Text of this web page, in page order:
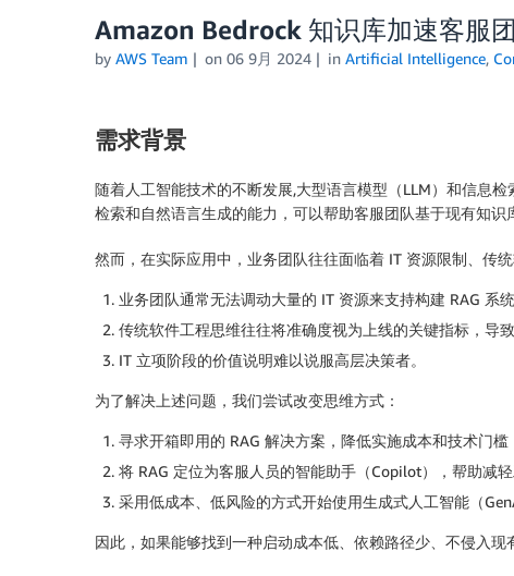
Amazon Bedrock 知识库加速客服
by AWS Team on 06 9月 2024 in Artificial Intelligence,
需求背景
随着人工智能技术的不断发展,大型语言模型（LLM）和信息
检索和自然语言生成的能力，可以帮助客服团队基于现有知识
然而，在实际应用中，业务团队往往面临着 IT 资源限制、传
业务团队通常无法调动大量的 IT 资源来支持构建 RAG 系统
传统软件工程思维往往将准确度视为上线的关键指标，导
IT 立项阶段的价值说明难以说服高层决策者。
为了解决上述问题，我们尝试改变思维方式：
寻求开箱即用的 RAG 解决方案，降低实施成本和技术门槛
将 RAG 定位为客服人员的智能助手（Copilot），帮助减
采用低成本、低风险的方式开始使用生成式人工智能（
因此，如果能够找到一种启动成本低、依赖路径少、不侵入现